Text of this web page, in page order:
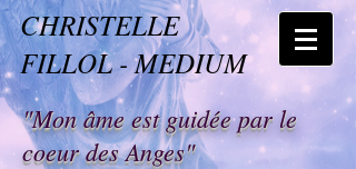
CHRISTELLE
FILLOL - MEDIUM
"Mon âme est guidée par le
coeur des Anges"